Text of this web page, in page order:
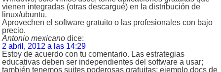
vienen integradas (otras descargué) en la distribución de
linux/ubuntu.
Aprovechen el software gratuito o las profesionales con bajo
precio.
Antonio mexicano dice:
2 abril, 2012 a las 14:29
Estoy de acuerdo con tu comentario. Las estrategias
educativas deben ser independientes del software a usar;
también tenemos suites poderosas gratuitas; ejemplo docs de